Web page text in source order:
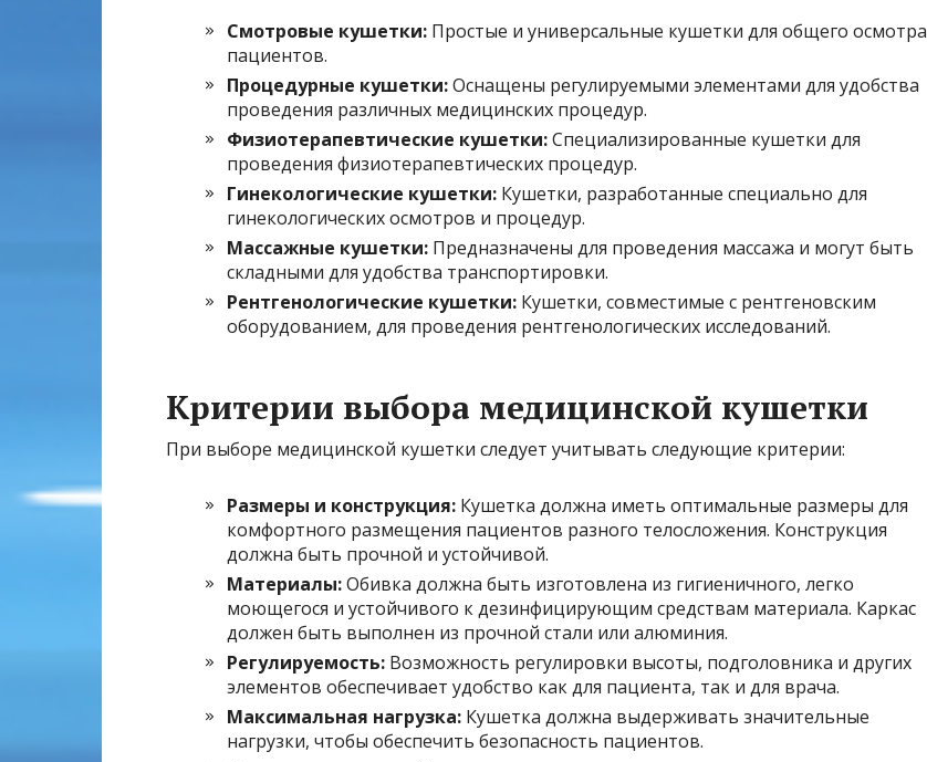
Смотровые кушетки: Простые и универсальные кушетки для общего осмотра
пациентов.
Процедурные кушетки:Оснащены регулируемыми элементами для удобства
проведения различных медицинских процедур.
Физиотерапевтические кушетки:Специализированные кушетки для
проведения физиотерапевтических процедур.
Гинекологические кушетки: Кушетки, разработанные специально для
гинекологических осмотров и процедур.
Массажные кушетки: Предназначены для проведения массажа и могут быть
складными для удобства транспортировки.
Рентгенологические кушетки: Кушетки, совместимые с рентгеновским
оборудованием, для проведения рентгенологических исследований.
Критерии выбора медицинской кушетки
При выборе медицинской кушетки следует учитывать следующие критерии:
Размеры и конструкция: Кушетка должна иметь оптимальные размеры для
комфортного размещения пациентов разного телосложения. Конструкция
должна быть прочной и устойчивой.
Материалы:Обивка должна быть изготовлена из гигиеничного, легко
моющегося и устойчивого к дезинфицирующим средствам материала. Каркас
должен быть выполнен из прочной стали или алюминия.
Регулируемость: Возможность регулировки высоты, подголовника и других
элементов обеспечивает удобство как для пациента, так и для врача.
Максимальная нагрузка: Кушетка должна выдерживать значительные
нагрузки, чтобы обеспечить безопасность пациентов.